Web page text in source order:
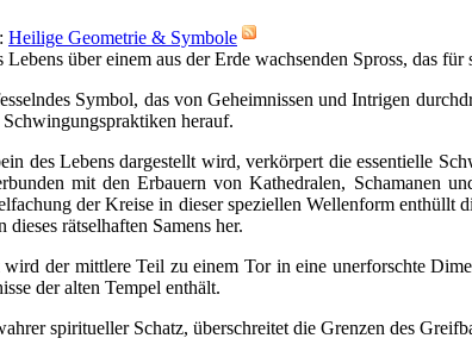
Heilige Geometrie & Symbole
Symbol, das von Geheimnissen und Intrigen
herauf.
des Lebens dargestellt wird, verkörpert die essentielle
mit den Erbauern von Kathedralen, Schamanen
der Kreise in dieser speziellen Wellenform
rätselhaften Samens her.
der mittlere Teil zu einem Tor in eine unerforschte
der alten Tempel enthält.
spiritueller Schatz, überschreitet die Grenzen des